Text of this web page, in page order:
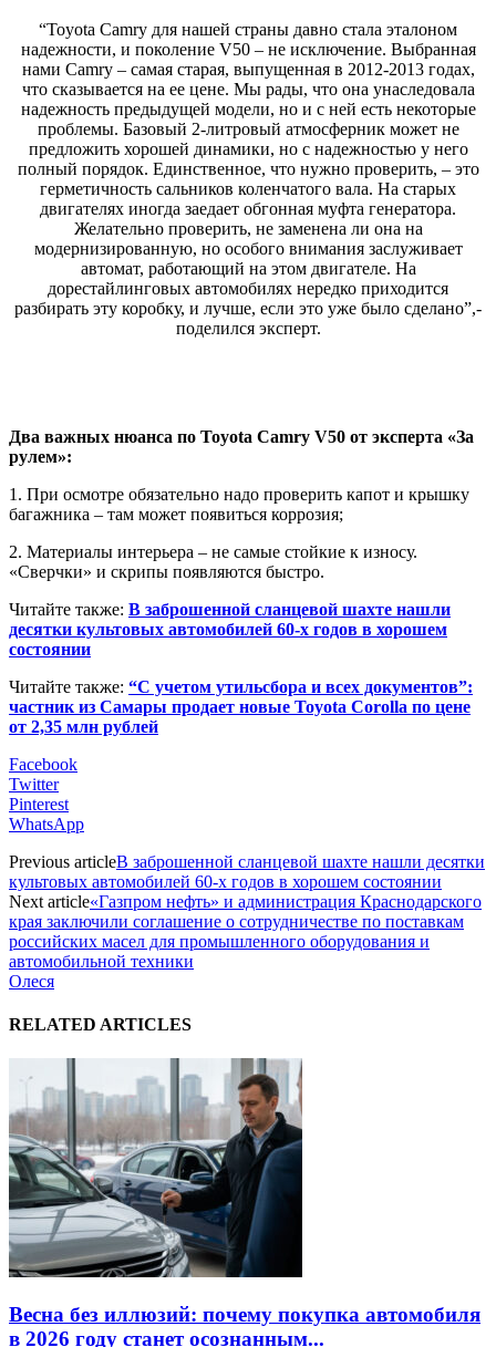
“Toyota Camry для нашей страны давно стала эталоном
надежности, и поколение V50 – не исключение. Выбранная
нами Camry – самая старая, выпущенная в 2012-2013 годах,
что сказывается на ее цене. Мы рады, что она унаследовала
надежность предыдущей модели, но и с ней есть некоторые
проблемы. Базовый 2-литровый атмосферник может не
предложить хорошей динамики, но с надежностью у него
полный порядок. Единственное, что нужно проверить, – это
герметичность сальников коленчатого вала. На старых
двигателях иногда заедает обгонная муфта генератора.
Желательно проверить, не заменена ли она на
модернизированную, но особого внимания заслуживает
автомат, работающий на этом двигателе. На
дорестайлинговых автомобилях нередко приходится
разбирать эту коробку, и лучше, если это уже было сделано”,-
поделился эксперт.
Два важных нюанса по Toyota Camry V50 от эксперта «За
рулем»:
1. При осмотре обязательно надо проверить капот и крышку
багажника – там может появиться коррозия;
2. Материалы интерьера – не самые стойкие к износу.
«Сверчки» и скрипы появляются быстро.
Читайте также: В заброшенной сланцевой шахте нашли
десятки культовых автомобилей 60-х годов в хорошем
состоянии
Читайте также: “С учетом утильсбора и всех документов”:
частник из Самары продает новые Toyota Corolla по цене
от 2,35 млн рублей
Facebook
Twitter
Pinterest
WhatsApp
Previous articleВ заброшенной сланцевой шахте нашли десятки
культовых автомобилей 60-х годов в хорошем состоянии
Next article«Газпром нефть» и администрация Краснодарского
края заключили соглашение о сотрудничестве по поставкам
российских масел для промышленного оборудования и
автомобильной техники
Олеся
RELATED ARTICLES
Весна без иллюзий: почему покупка автомобиля
в 2026 году станет осознанным...